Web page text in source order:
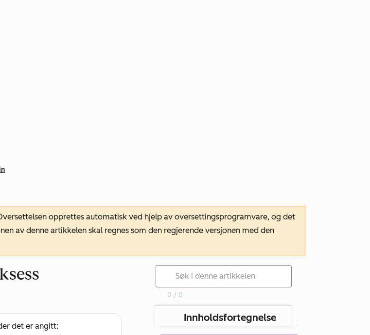
opprettes automatisk ved hjelp av oversettingsprogramvare, og det
av denne artikkelen skal regnes som den regjerende versjonen med den
det er angitt:
0 / 0
Innholdsfortegnelse